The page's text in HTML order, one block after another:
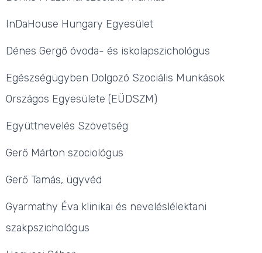
InDaHouse Hungary Egyesület
Dénes Gergő óvoda- és iskolapszichológus
Egészségügyben Dolgozó Szociális Munkások
Országos Egyesülete (EÜDSZM)
Együttnevelés Szövetség
Gerő Márton szociológus
Gerő Tamás, ügyvéd
Gyarmathy Éva klinikai és neveléslélektani
szakpszichológus